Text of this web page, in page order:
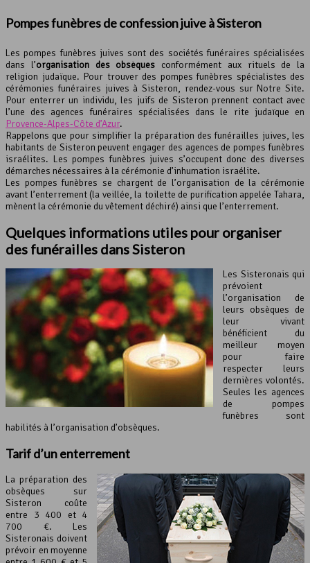
Pompes funèbres de confession juive à Sisteron
Les pompes funèbres juives sont des sociétés funéraires spécialisées
dans l’organisation des obsèques conformément aux rituels de la
religion judaïque. Pour trouver des pompes funèbres spécialistes des
cérémonies funéraires juives à Sisteron, rendez-vous sur Notre Site.
Pour enterrer un individu, les juifs de Sisteron prennent contact avec
l’une des agences funéraires spécialisées dans le rite judaïque en
Provence-Alpes-Côte d’Azur.
Rappelons que pour simplifier la préparation des funérailles juives, les
habitants de Sisteron peuvent engager des agences de pompes funèbres
israélites. Les pompes funèbres juives s’occupent donc des diverses
démarches nécessaires à la cérémonie d’inhumation israélite.
Les pompes funèbres se chargent de l’organisation de la cérémonie
avant l’enterrement (la veillée, la toilette de purification appelée Tahara,
mènent la cérémonie du vêtement déchiré) ainsi que l’enterrement.
Quelques informations utiles pour organiser
des funérailles dans Sisteron
Les Sisteronais qui
prévoient
l’organisation de
leurs obsèques de
leur vivant
bénéficient du
meilleur moyen
pour faire
respecter leurs
dernières volontés.
Seules les agences
de pompes
funèbres sont
habilités à l’organisation d’obsèques.
Tarif d’un enterrement
La préparation des
obsèques sur
Sisteron coûte
entre 3 400 et 4
700 €. Les
Sisteronais doivent
prévoir en moyenne